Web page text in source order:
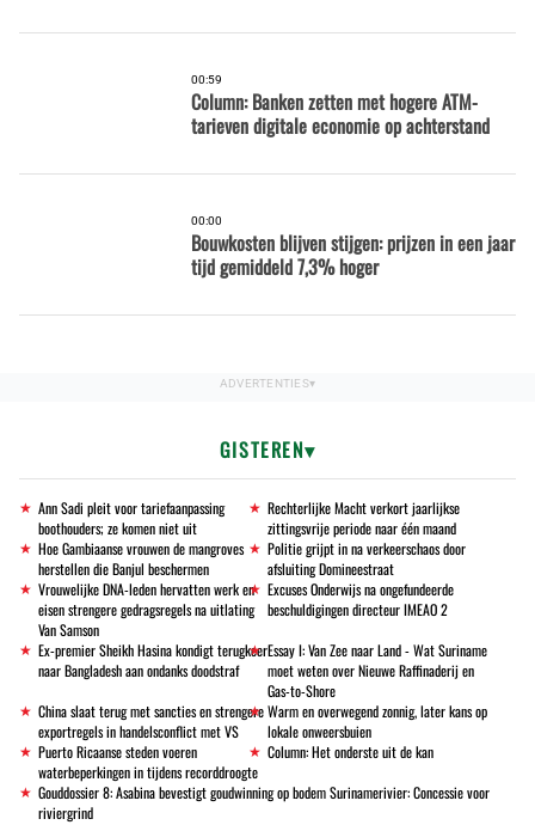
00:59
Column: Banken zetten met hogere ATM-
tarieven digitale economie op achterstand
00:00
Bouwkosten blijven stijgen: prijzen in een jaar
tijd gemiddeld 7,3% hoger
GISTEREN
Ann Sadi pleit voor tariefaanpassing
boothouders; ze komen niet uit
Rechterlijke Macht verkort jaarlijkse
zittingsvrije periode naar één maand
Hoe Gambiaanse vrouwen de mangroves
herstellen die Banjul beschermen
Politie grijpt in na verkeerschaos door
afsluiting Domineestraat
Vrouwelijke DNA-leden hervatten werk en
eisen strengere gedragsregels na uitlating
Van Samson
Excuses Onderwijs na ongefundeerde
beschuldigingen directeur IMEAO 2
Ex-premier Sheikh Hasina kondigt terugkeer
naar Bangladesh aan ondanks doodstraf
Essay I: Van Zee naar Land - Wat Suriname
moet weten over Nieuwe Raffinaderij en
Gas-to-Shore
China slaat terug met sancties en strengere
exportregels in handelsconflict met VS
Warm en overwegend zonnig, later kans op
lokale onweersbuien
Puerto Ricaanse steden voeren
waterbeperkingen in tijdens recorddroogte
Column: Het onderste uit de kan
Gouddossier 8: Asabina bevestigt goudwinning op bodem Surinamerivier: Concessie voor
riviergrind